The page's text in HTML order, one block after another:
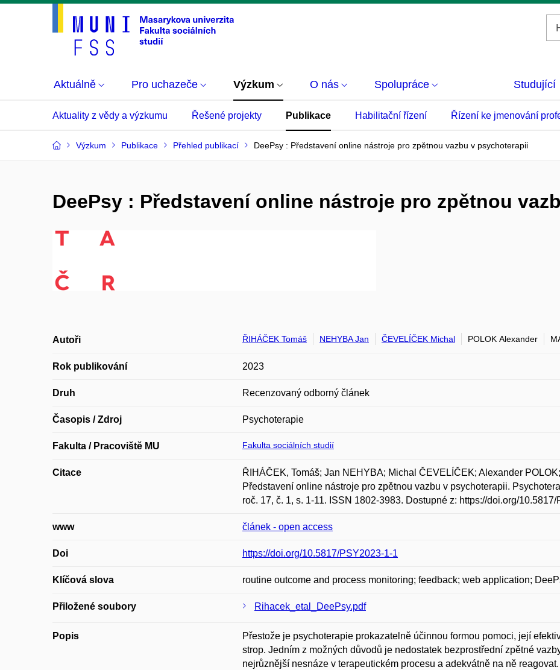
Aktuálně Pro uchazeče Výzkum O nás Spolupráce Studující
Aktuality z vědy a výzkumu Řešené projekty Publikace Habilitační řízení Řízení ke jmenování
Výzkum Publikace Přehled publikací DeePsy : Představení online nástroje pro zpětnou vazbu v psychoterapii
DeePsy : Představení online nástroje pro zpětnou
Autoři ŘIHÁČEK Tomáš NEHYBA Jan ČEVELÍČEK Michal POLOK Alexander
Rok publikování 2023
Druh Recenzovaný odborný článek
Časopis / Zdroj Psychoterapie
Fakulta / Pracoviště MU Fakulta sociálních studií
Citace
ŘIHÁČEK, Tomáš; Jan NEHYBA; Michal ČEVELÍČEK; Alexander
Představení online nástroje pro zpětnou vazbu v psychoterapii.
roč. 17, č. 1, s. 1-11. ISSN 1802-3983. Dostupné z: https://doi.org/
www článek - open access
Doi https://doi.org/10.5817/PSY2023-1-1
Klíčová slova routine outcome and process monitoring; feedback; web application;
Přiložené soubory Rihacek_etal_DeePsy.pdf
Popis
Přestože je psychoterapie prokazatelně účinnou formou pomoci, její
strop. Jedním z možných důvodů je nedostatek bezprostřední zpětné
nejrůznější nesnáze v terapeutickém procesu a adekvátně na ně